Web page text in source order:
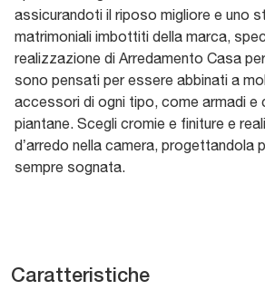
assicurandoti il riposo migliore e uno
matrimoniali imbottiti della marca,
realizzazione di Arredamento Casa
sono pensati per essere abbinati a
accessori di ogni tipo, come armadi e
piantane. Scegli cromie e finiture e
d’arredo nella camera, progettandola
sempre sognata.
Caratteristiche